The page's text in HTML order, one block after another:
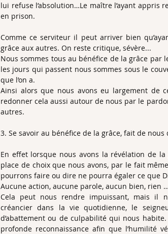
lui refuse l’absolution…Le maître l’ayant
en prison.
Comme ce serviteur il peut arriver bien
grâce aux autres. On reste critique, sévère...
Nous sommes tous au bénéfice de la grâce par
les jours qui passent nous sommes sous le
que l’on a.
Ainsi alors que nous avons eu largement de
redonner cela aussi autour de nous par le
autres.
3. Se savoir au bénéfice de la grâce, fait de
En effet lorsque nous avons la révélation de
place de choix que nous avons, par le fait
pourrons faire ou dire ne pourra égaler ce que
Aucune action, aucune parole, aucun bien, rien …
Cela peut nous rendre impuissant, mais il
créancier dans la vie quotidienne, le
d’abattement ou de culpabilité qui nous
profonde reconnaissance afin que l’humilité